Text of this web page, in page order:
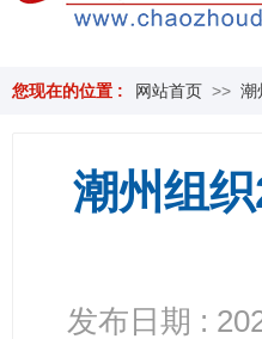
您现在的位置 : 网站首页 >> 潮
潮州组
发布日期 :